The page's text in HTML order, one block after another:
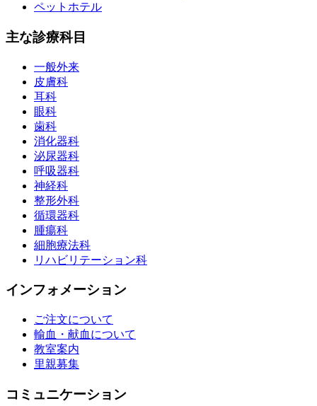
ペットホテル
主な診療科目
一般外来
皮膚科
耳科
眼科
歯科
消化器科
泌尿器科
呼吸器科
神経科
整形外科
循環器科
腫瘍科
細胞療法科
リハビリテーション科
インフォメーション
ご注文について
輸血・献血について
教室案内
里親募集
コミュニケーション